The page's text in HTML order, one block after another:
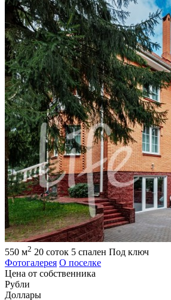
550 м2 20 соток 5 спален Под ключ
Фотогалерея О поселке
Цена от собственника
Рубли
Доллары